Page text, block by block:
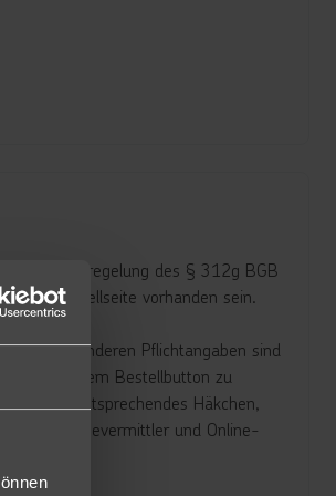
Die Neuregelung des § 312g BGB
der Bestellseite vorhanden sein.
Alle anderen Pflichtangaben sind
neben dem Bestellbutton zu
ein entsprechendes Häkchen,
Reisevermittler und Online-